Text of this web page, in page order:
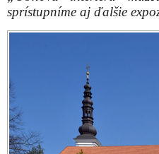
Budova
Múzeum bude od 1.
v čase od 8.00 do
hodiny.
Budovy Múzea
Schneidera Trnavského